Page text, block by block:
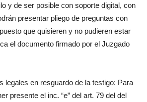
y de ser posible con soporte digital, con
presentar pliego de preguntas con
que quisieren y no pudieren estar
el documento firmado por el Juzgado
legales en resguardo de la testigo: Para
presente el inc. “e” del art. 79 del del